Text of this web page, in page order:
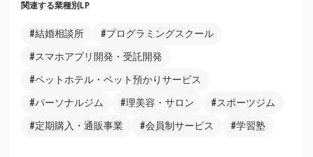
関連する業種別LP
#結婚相談所 #プログラミングスクール
#スマホアプリ開発・受託開発
#ペットホテル・ペット預かりサービス
#パーソナルジム #理美容・サロン #スポーツジム
#定期購入・通販事業 #会員制サービス #学習塾